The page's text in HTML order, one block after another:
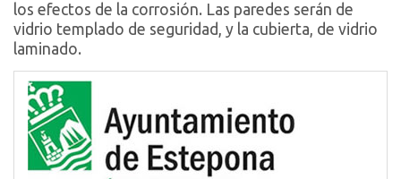
los efectos de la corrosión. Las paredes serán de
vidrio templado de seguridad, y la cubierta, de vidrio
laminado.